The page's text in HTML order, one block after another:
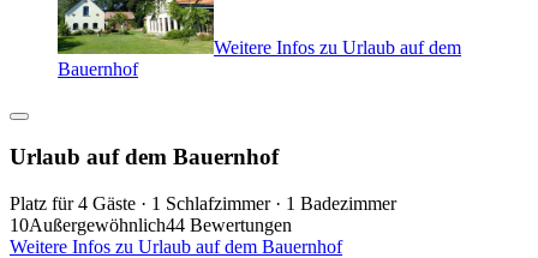
Weitere Infos zu Urlaub auf dem
Bauernhof
Urlaub auf dem Bauernhof
Platz für 4 Gäste · 1 Schlafzimmer · 1 Badezimmer
10Außergewöhnlich44 Bewertungen
Weitere Infos zu Urlaub auf dem Bauernhof